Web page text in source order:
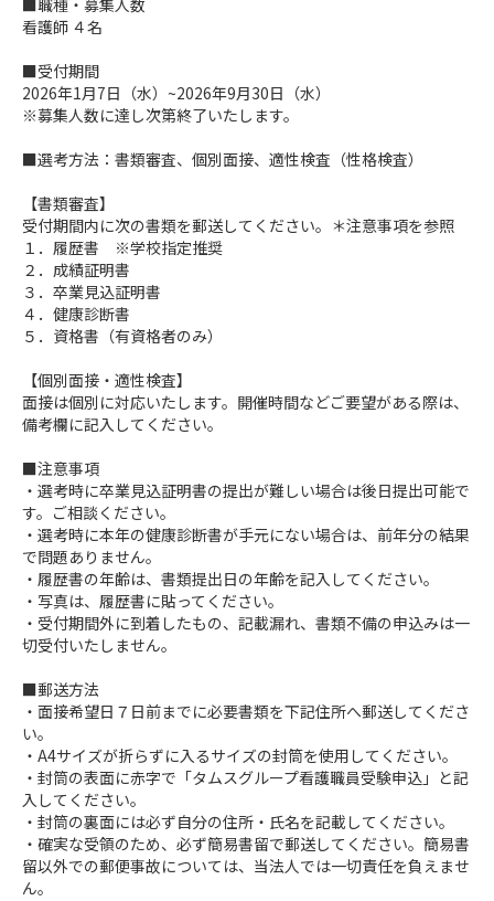
■職種・募集人数
看護師 ４名
■受付期間
2026年1月7日（水）~2026年9月30日（水）
※募集人数に達し次第終了いたします。
■選考方法：書類審査、個別面接、適性検査（性格検査）
【書類審査】
受付期間内に次の書類を郵送してください。＊注意事項を参照
１．履歴書 ※学校指定推奨
２．成績証明書
３．卒業見込証明書
４．健康診断書
５．資格書（有資格者のみ）
【個別面接・適性検査】
面接は個別に対応いたします。開催時間などご要望がある際は、
備考欄に記入してください。
■注意事項
・選考時に卒業見込証明書の提出が難しい場合は後日提出可能で
す。ご相談ください。
・選考時に本年の健康診断書が手元にない場合は、前年分の結果
で問題ありません。
・履歴書の年齢は、書類提出日の年齢を記入してください。
・写真は、履歴書に貼ってください。
・受付期間外に到着したもの、記載漏れ、書類不備の申込みは一
切受付いたしません。
■郵送方法
・面接希望日７日前までに必要書類を下記住所へ郵送してくださ
い。
・A4サイズが折らずに入るサイズの封筒を使用してください。
・封筒の表面に赤字で「タムスグループ看護職員受験申込」と記
入してください。
・封筒の裏面には必ず自分の住所・氏名を記載してください。
・確実な受領のため、必ず簡易書留で郵送してください。簡易書
留以外での郵便事故については、当法人では一切責任を負えませ
ん。